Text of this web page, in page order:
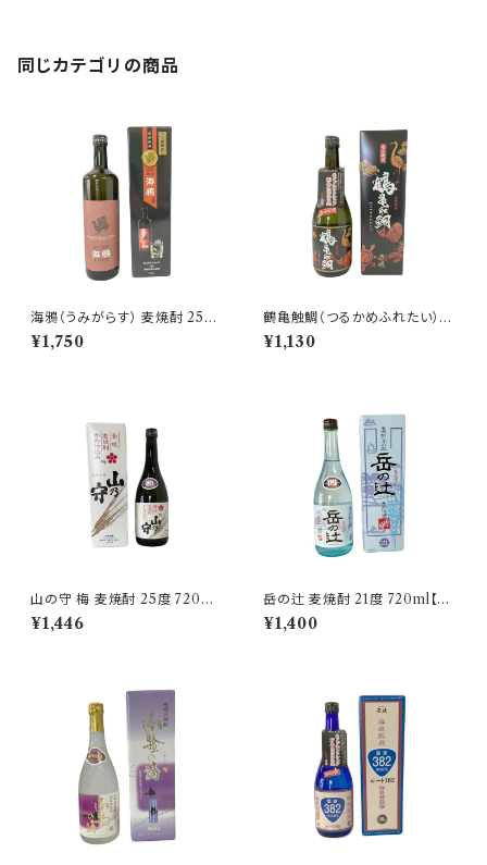
同じカテゴリの商品
海鴉（うみがらす） 麦焼酎 25度
720ml【株式会社壱岐の華】
¥1,750
鶴亀触鯛（つるかめふれたい）
麦焼酎 25度 720ml【玄海酒
造】 壱岐限定
¥1,130
山の守 梅 麦焼酎 25度 720ml
【山の守酒造】
¥1,446
岳の辻 麦焼酎 21度 720ml【山
の守酒造】
¥1,400